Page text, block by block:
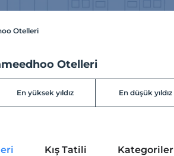
Otelleri
Otelleri
En yüksek yıldız En düşük yıldız
Kış Tatili Kategoriler